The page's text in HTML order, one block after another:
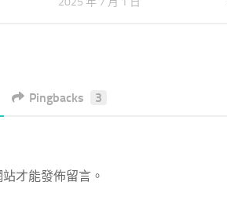
Pingbacks 3
站才能發佈留言。